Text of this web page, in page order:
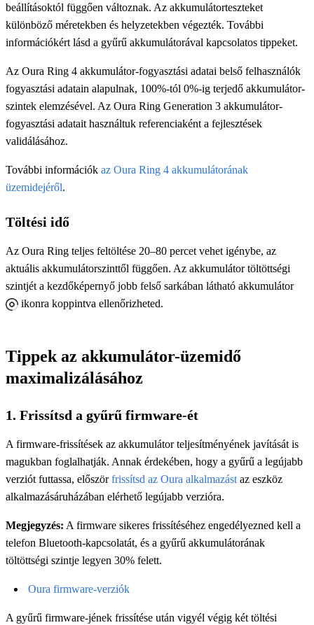
beállításoktól függően változnak. Az akkumulátorteszteket
különböző méretekben és helyzetekben végezték. További
információkért lásd a gyűrű akkumulátorával kapcsolatos tippeket.
Az Oura Ring 4 akkumulátor-fogyasztási adatai belső felhasználók
fogyasztási adatain alapulnak, 100%-tól 0%-ig terjedő akkumulátor-
szintek elemzésével. Az Oura Ring Generation 3 akkumulátor-
fogyasztási adatait használtuk referenciaként a fejlesztések
validálásához.
További információk az Oura Ring 4 akkumulátorának
üzemidejéről.
Töltési idő
Az Oura Ring teljes feltöltése 20–80 percet vehet igénybe, az
aktuális akkumulátorszinttől függően. Az akkumulátor töltöttségi
szintjét a kezdőképernyő jobb felső sarkában látható akkumulátor
ikonra koppintva ellenőrizheted.
Tippek az akkumulátor-üzemidő
maximalizálásához
1. Frissítsd a gyűrű firmware-ét
A firmware-frissítések az akkumulátor teljesítményének javítását is
magukban foglalhatják. Annak érdekében, hogy a gyűrű a legújabb
verziót futtassa, előszörfrissítsd az Oura alkalmazást az eszköz
alkalmazásáruházában elérhető legújabb verzióra.
Megjegyzés: A firmware sikeres frissítéséhez engedélyezned kell a
telefon Bluetooth-kapcsolatát, és a gyűrű akkumulátorának
töltöttségi szintje legyen 30% felett.
Oura firmware-verziók
A gyűrű firmware-jének frissítése után vigyél végig két töltési